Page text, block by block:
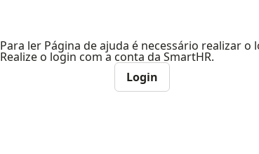
Para ler Página de ajuda é necessário realizar o
Realize o login com a conta da SmartHR.
Login